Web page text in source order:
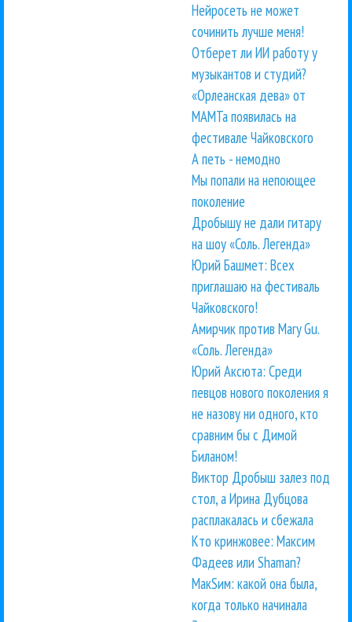
Нейросеть не может
сочинить лучше меня!
Отберет ли ИИ работу у
музыкантов и студий?
«Орлеанская дева» от
МАМТа появилась на
фестивале Чайковского
А петь - немодно
Мы попали на непоющее
поколение
Дробышу не дали гитару
на шоу «Соль. Легенда»
Юрий Башмет: Всех
приглашаю на фестиваль
Чайковского!
Амирчик против Mary Gu.
«Соль. Легенда»
Юрий Аксюта: Среди
певцов нового поколения я
не назову ни одного, кто
сравним бы с Димой
Биланом!
Виктор Дробыш залез под
стол, а Ирина Дубцова
расплакалась и сбежала
Кто кринжовее: Максим
Фадеев или Shaman?
МакSим: какой она была,
когда только начинала